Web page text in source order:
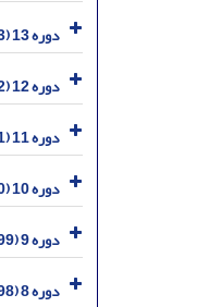
دوره 13 (1403)
دوره 12 (1402)
دوره 11 (1401)
دوره 10 (1400)
دوره 9 (1399)
دوره 8 (1398)